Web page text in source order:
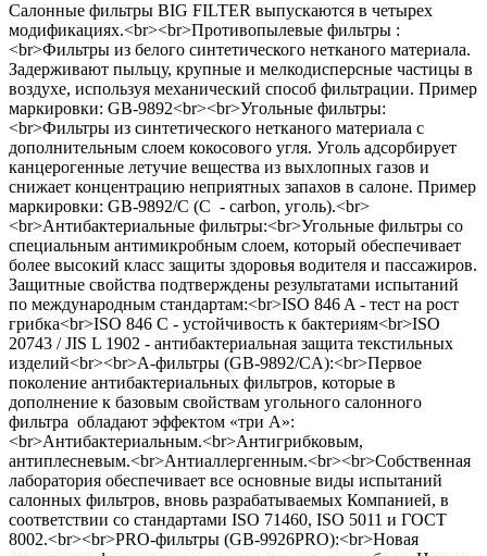
Салонные фильтры BIG FILTER выпускаются в четырех
модификациях.<br><br>Противопылевые фильтры :
<br>Фильтры из белого синтетического нетканого материала.
Задерживают пыльцу, крупные и мелкодисперсные частицы в
воздухе, используя механический способ фильтрации. Пример
маркировки: GB-9892<br><br>Угольные фильтры:
<br>Фильтры из синтетического нетканого материала с
дополнительным слоем кокосового угля. Уголь адсорбирует
канцерогенные летучие вещества из выхлопных газов и
снижает концентрацию неприятных запахов в салоне. Пример
маркировки: GB-9892/C (С - сarbon, уголь).<br>
<br>Антибактериальные фильтры:<br>Угольные фильтры со
специальным антимикробным слоем, который обеспечивает
более высокий класс защиты здоровья водителя и пассажиров.
Защитные свойства подтверждены результатами испытаний
по международным стандартам:<br>ISO 846 A - тест на рост
грибка<br>ISO 846 C - устойчивость к бактериям<br>ISO
20743 / JIS L 1902 - антибактериальная защита текстильных
изделий<br><br>А-фильтры (GB-9892/CA):<br>Первое
поколение антибактериальных фильтров, которые в
дополнение к базовым свойствам угольного салонного
фильтра обладают эффектом «три А»:
<br>Антибактериальным.<br>Антигрибковым,
антиплесневым.<br>Антиаллергенным.<br><br>Собственная
лаборатория обеспечивает все основные виды испытаний
салонных фильтров, вновь разрабатываемых Компанией, в
соответствии со стандартами ISO 71460, ISO 5011 и ГОСТ
8002.<br><br>PRO-фильтры (GB-9926PRO):<br>Новая